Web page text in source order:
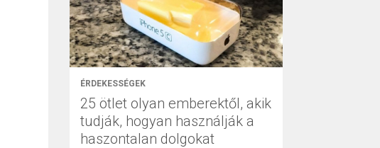
ÉRDEKESSÉGEK
25 ötlet olyan emberektől, akik
tudják, hogyan használják a
haszontalan dolgokat